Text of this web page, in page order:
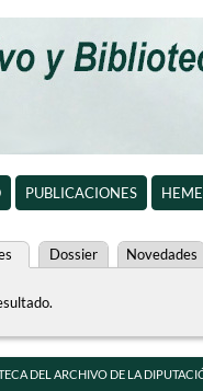
PUBLICACIONES
Dossier Novedades
DEL ARCHIVO DE LA